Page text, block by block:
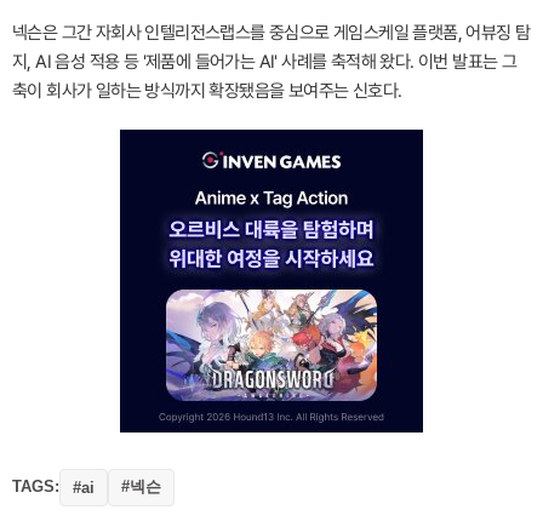
넥슨은 그간 자회사 인텔리전스랩스를 중심으로 게임스케일 플랫폼, 어뷰징 탐
지, AI 음성 적용 등 '제품에 들어가는 AI' 사례를 축적해 왔다. 이번 발표는 그
축이 회사가 일하는 방식까지 확장됐음을 보여주는 신호다.
TAGS: #ai #넥슨